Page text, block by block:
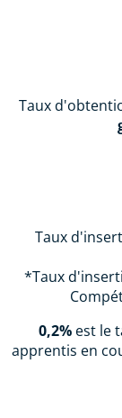
Taux
Taux
*Taux
0,2%est le
apprentis en